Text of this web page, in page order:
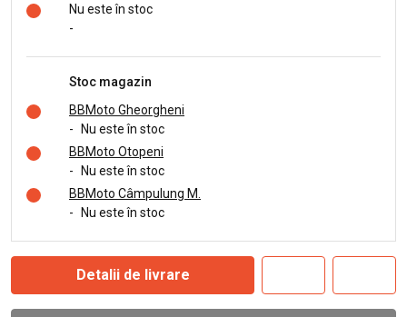
Nu este în stoc
-
Stoc magazin
BBMoto Gheorgheni
-
Nu este în stoc
BBMoto Otopeni
-
Nu este în stoc
BBMoto Câmpulung M.
-
Nu este în stoc
Detalii de livrare